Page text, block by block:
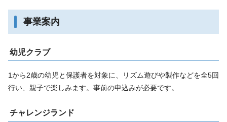
事業案内
幼児クラブ
1から2歳の幼児と保護者を対象に、リズム遊びや製作などを全5回
行い、親子で楽しみます。事前の申込みが必要です。
チャレンジランド